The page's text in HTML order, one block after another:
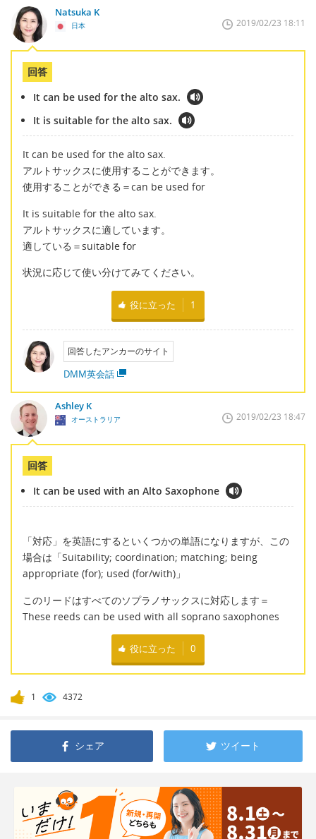
Natsuka K
日本 2019/02/23 18:11
回答
It can be used for the alto sax.
It is suitable for the alto sax.
It can be used for the alto sax.
アルトサックスに使用することができます。
使用することができる＝can be used for
It is suitable for the alto sax.
アルトサックスに適しています。
適している＝suitable for
状況に応じて使い分けてみてください。
役に立った 1
回答したアンカーのサイト
DMM英会話
Ashley K
オーストラリア 2019/02/23 18:47
回答
It can be used with an Alto Saxophone
「対応」を英語にするといくつかの単語になりますが、この
場合は「Suitability; coordination; matching; being
appropriate (for); used (for/with)」
このリードはすべてのソプラノサックスに対応します＝
These reeds can be used with all soprano saxophones
役に立った 0
1 4372
シェア ツイート